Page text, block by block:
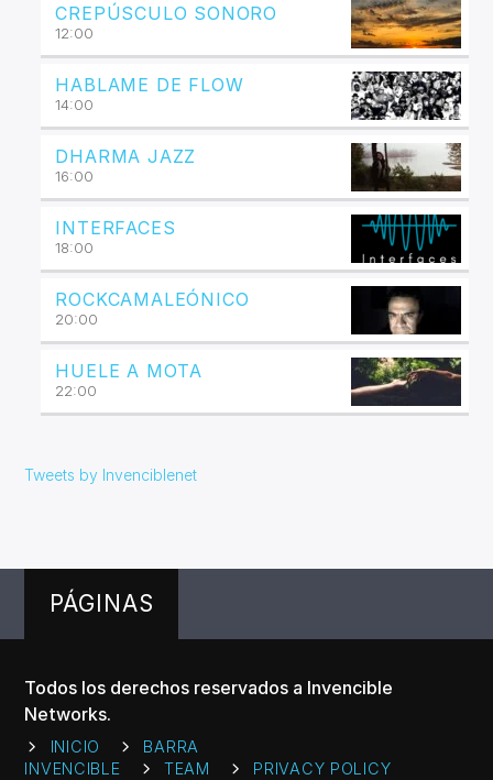
CREPÚSCULO SONORO
12:00
HABLAME DE FLOW
14:00
DHARMA JAZZ
16:00
INTERFACES
18:00
ROCKCAMALEÓNICO
20:00
HUELE A MOTA
22:00
Tweets by Invenciblenet
PÁGINAS
Todos los derechos reservados a Invencible
Networks.
INICIO
BARRA
INVENCIBLE
TEAM PRIVACY POLICY